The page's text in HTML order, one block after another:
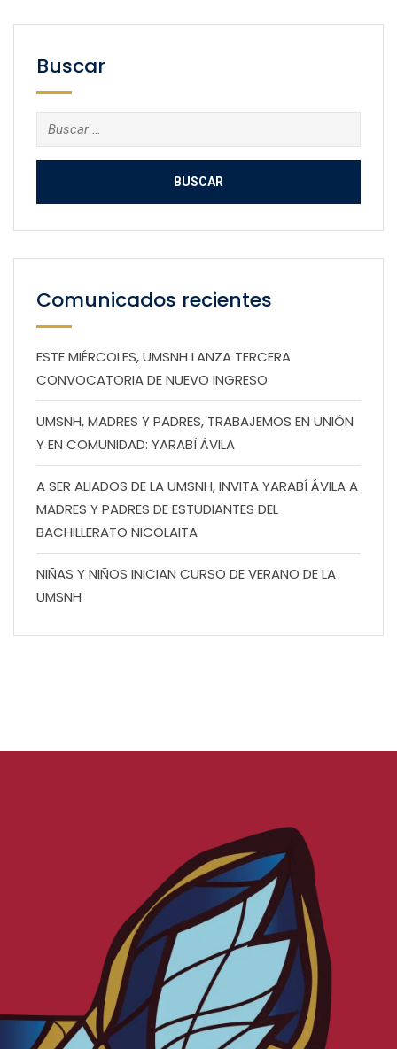
Buscar
Buscar:
Comunicados recientes
ESTE MIÉRCOLES, UMSNH LANZA TERCERA
CONVOCATORIA DE NUEVO INGRESO
UMSNH, MADRES Y PADRES, TRABAJEMOS EN UNIÓN
Y EN COMUNIDAD: YARABÍ ÁVILA
A SER ALIADOS DE LA UMSNH, INVITA YARABÍ ÁVILA A
MADRES Y PADRES DE ESTUDIANTES DEL
BACHILLERATO NICOLAITA
NIÑAS Y NIÑOS INICIAN CURSO DE VERANO DE LA
UMSNH